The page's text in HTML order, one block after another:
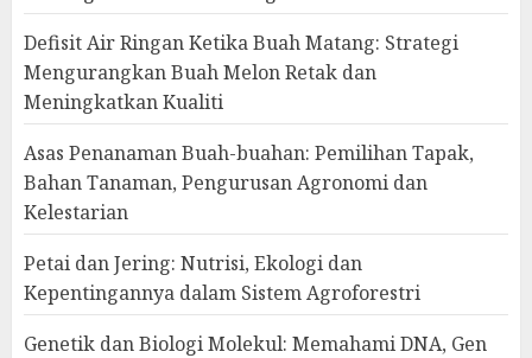
Defisit Air Ringan Ketika Buah Matang: Strategi
Mengurangkan Buah Melon Retak dan
Meningkatkan Kualiti
Asas Penanaman Buah-buahan: Pemilihan Tapak,
Bahan Tanaman, Pengurusan Agronomi dan
Kelestarian
Petai dan Jering: Nutrisi, Ekologi dan
Kepentingannya dalam Sistem Agroforestri
Genetik dan Biologi Molekul: Memahami DNA, Gen